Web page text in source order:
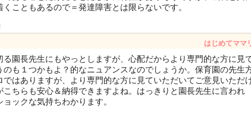
くこともあるので＝発達障害とは限らないです。
はじめてママ
る園長先生にもやっとしますが、心配だからより専門的な方に見
のも１つかもよ？的なニュアンスなのでしょうか。保育園の先生
ではありますが、より専門的な方に見ていただいてご意見いただ
こちらも安心＆納得できますよね。はっきりと園長先生に言われ
ョックな気持ちわかります。